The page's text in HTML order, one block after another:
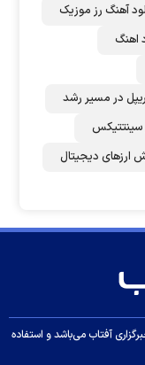
آهنگ رز‌ موزیک
اهنگ
ریپل در مسیر رشد
سینتتیکس
ارزهای دیجیتال
آفتاب می‌باشد و استفاده